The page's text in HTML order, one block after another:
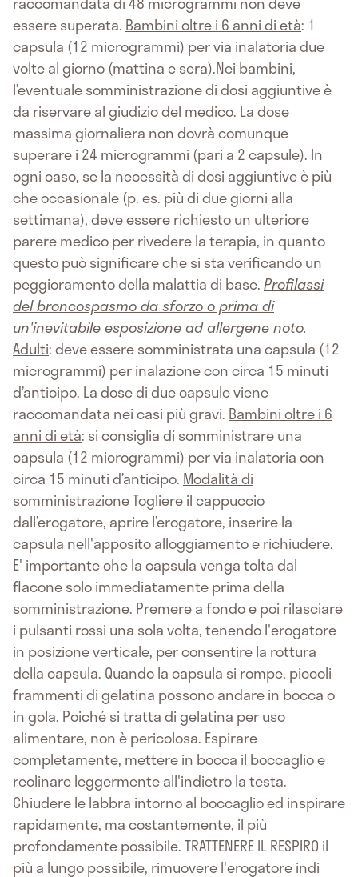
essere superata. Bambini oltre i 6 anni di età: 1
capsula (12 microgrammi) per via inalatoria due
volte al giorno (mattina e sera).Nei bambini,
l’eventuale somministrazione di dosi aggiuntive è
da riservare al giudizio del medico. La dose
massima giornaliera non dovrà comunque
superare i 24 microgrammi (pari a 2 capsule). In
ogni caso, se la necessità di dosi aggiuntive è più
che occasionale (p. es. più di due giorni alla
settimana), deve essere richiesto un ulteriore
parere medico per rivedere la terapia, in quanto
questo può significare che si sta verificando un
peggioramento della malattia di base.Profilassi
del broncospasmo da sforzo o prima di
un'inevitabile esposizione ad allergene noto.
Adulti: deve essere somministrata una capsula (12
microgrammi) per inalazione con circa 15 minuti
d’anticipo. La dose di due capsule viene
raccomandata nei casi più gravi. Bambini oltre i 6
anni di età: si consiglia di somministrare una
capsula (12 microgrammi) per via inalatoria con
circa 15 minuti d’anticipo. Modalità di
somministrazioneTogliere il cappuccio
dall’erogatore, aprire l’erogatore, inserire la
capsula nell'apposito alloggiamento e richiudere.
E' importante che la capsula venga tolta dal
flacone solo immediatamente prima della
somministrazione. Premere a fondo e poi rilasciare
i pulsanti rossi una sola volta, tenendo l'erogatore
in posizione verticale, per consentire la rottura
della capsula. Quando la capsula si rompe, piccoli
frammenti di gelatina possono andare in bocca o
in gola. Poiché si tratta di gelatina per uso
alimentare, non è pericolosa. Espirare
completamente, mettere in bocca il boccaglio e
reclinare leggermente all'indietro la testa.
Chiudere le labbra intorno al boccaglio ed inspirare
rapidamente, ma costantemente, il più
profondamente possibile. TRATTENERE IL RESPIRO il
più a lungo possibile, rimuovere l'erogatore indi